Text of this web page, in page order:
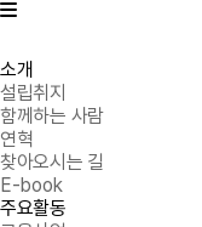
소개
설립취지
함께하는 사람
연혁
찾아오시는 길
E-book
주요활동